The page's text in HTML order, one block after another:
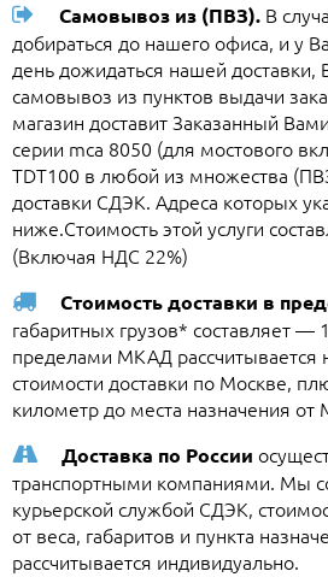
Самовывоз из (ПВЗ). В
добираться до нашего офиса, и у
день дожидаться нашей
самовывоз из пунктов выдачи
магазин доставит Заказанный
серии mca 8050 (для мостового
TDT100 в любой из множества
доставки СДЭК. Адреса которых
ниже.Стоимость этой услуги
(Включая НДС 22%)
Стоимость доставки в
габаритных грузов* составляет —
пределами МКАД рассчитывается
стоимости доставки по Москве,
километр до места назначения
Доставка по России
транспортными компаниями. Мы
курьерской службой СДЭК,
от веса, габаритов и пункта
рассчитывается индивидуально.